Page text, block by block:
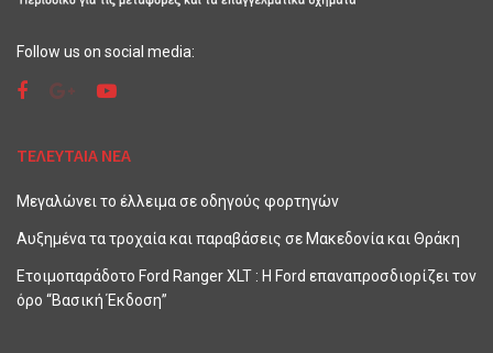
Follow us on social media:
ΤΕΛΕΥΤΑΙΑ ΝΕΑ
Μεγαλώνει το έλλειμα σε οδηγούς φορτηγών
Αυξημένα τα τροχαία και παραβάσεις σε Μακεδονία και Θράκη
Ετοιμοπαράδοτο Ford Ranger XLT : Η Ford επαναπροσδιορίζει τον
όρο “Βασική Έκδοση”